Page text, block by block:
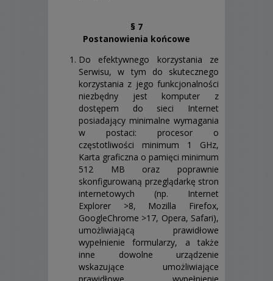
§ 7
Postanowienia końcowe
Do efektywnego korzystania ze
Serwisu, w tym do skutecznego
korzystania z jego funkcjonalności
niezbędny jest komputer z
dostępem do sieci Internet
posiadający minimalne wymagania
w postaci: procesor o
częstotliwości minimum 1 GHz,
Karta graficzna o pamięci minimum
512 MB oraz poprawnie
skonfigurowaną przeglądarkę stron
internetowych (np. Internet
Explorer >8, Mozilla Firefox,
GoogleChrome >17, Opera, Safari),
umożliwiającą prawidłowe
wypełnienie formularzy, a także
inne dowolne urządzenie
wskazujące umożliwiające